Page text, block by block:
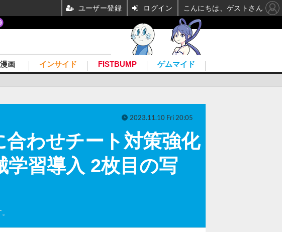
漫画 インサイド FISTBUMP ゲムマイド
わせチート対策強化
習導入 2枚目の写
2023.11.10 Fri 20:05
ユーザー登録 ログイン こんにちは、ゲストさん